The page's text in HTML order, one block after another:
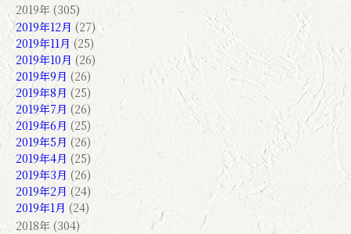
2019年 (305)
2019年12月 (27)
2019年11月 (25)
2019年10月 (26)
2019年9月 (26)
2019年8月 (25)
2019年7月 (26)
2019年6月 (25)
2019年5月 (26)
2019年4月 (25)
2019年3月 (26)
2019年2月 (24)
2019年1月 (24)
2018年 (304)